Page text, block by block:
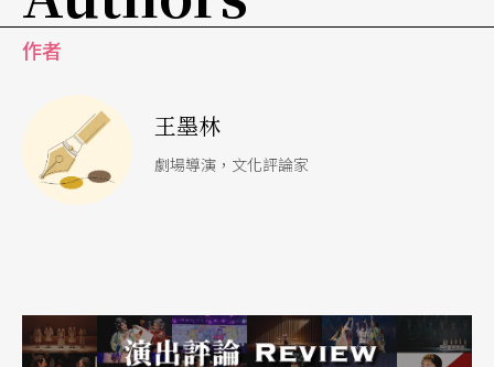
是文化仿冒品。解嚴前夕的一九八六年三月，日本
舞踏團體「白虎社」來台演出，掀起台灣美術界、
戲劇界及舞蹈界一股對文化／身體探討的熱潮，並
觸發大家開始思考主體／身體文化的問題，這是林
秀偉成立「太古踏舞團」的背景。陶馥蘭的「多面
歌》（1994），雖然我們在其中仍看到了舞踏形式
作者
王墨林
劇場導演，文化評論家